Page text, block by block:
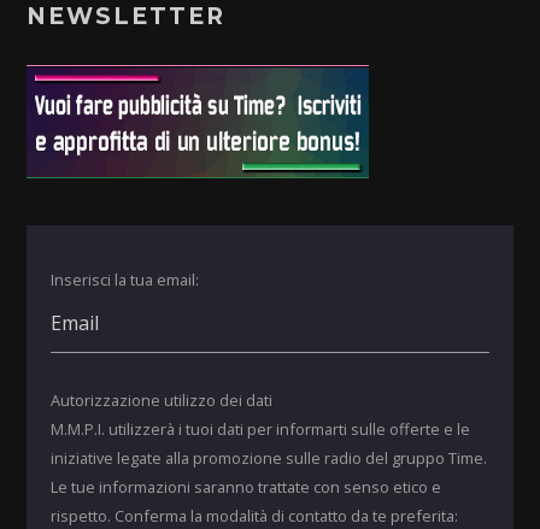
NEWSLETTER
Inserisci la tua email:
Autorizzazione utilizzo dei dati
M.M.P.I. utilizzerà i tuoi dati per informarti sulle offerte e le
iniziative legate alla promozione sulle radio del gruppo Time.
Le tue informazioni saranno trattate con senso etico e
rispetto. Conferma la modalità di contatto da te preferita: